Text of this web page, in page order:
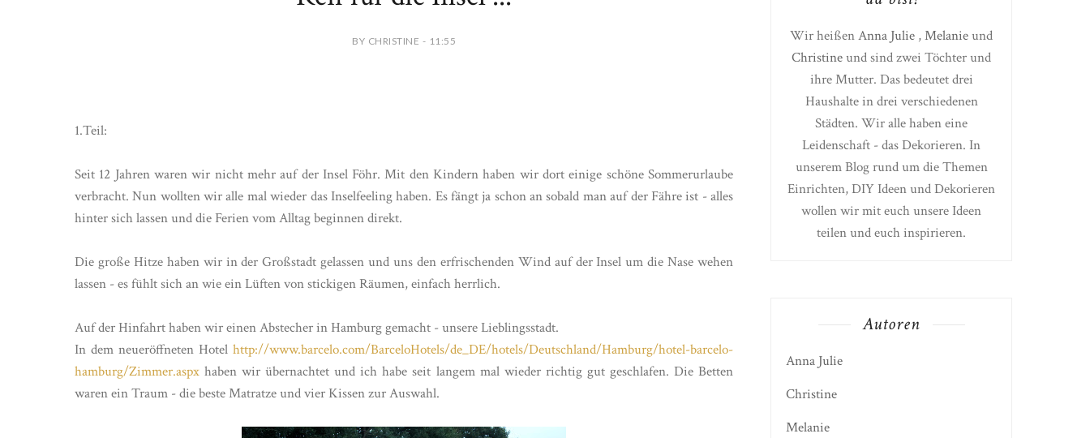
BY CHRISTINE - 11:55
1.Teil:
Seit 12 Jahren waren wir nicht mehr auf der Insel Föhr. Mit den Kindern haben wir dort einige schöne Sommerurlaube
verbracht. Nun wollten wir alle mal wieder das Inselfeeling haben. Es fängt ja schon an sobald man auf der Fähre ist - alles
hinter sich lassen und die Ferien vom Alltag beginnen direkt.
Die große Hitze haben wir in der Großstadt gelassen und uns den erfrischenden Wind auf der Insel um die Nase wehen
lassen - es fühlt sich an wie ein Lüften von stickigen Räumen, einfach herrlich.
Auf der Hinfahrt haben wir einen Abstecher in Hamburg gemacht - unsere Lieblingsstadt.
In dem neueröffneten Hotel http://www.barcelo.com/BarceloHotels/de_DE/hotels/Deutschland/Hamburg/hotel-barcelo-
hamburg/Zimmer.aspx haben wir übernachtet und ich habe seit langem mal wieder richtig gut geschlafen. Die Betten
waren ein Traum - die beste Matratze und vier Kissen zur Auswahl.
Wir heißenAnna Julie ,Melanieund
Christineund sind zwei Töchter und
ihre Mutter. Das bedeutet drei
Haushalte in drei verschiedenen
Städten. Wir alle haben eine
Leidenschaft - das Dekorieren. In
unserem Blog rund um die Themen
Einrichten, DIY Ideen und Dekorieren
wollen wir mit euch unsere Ideen
teilen und euch inspirieren.
Autoren
Anna Julie
Christine
Melanie